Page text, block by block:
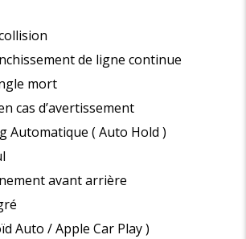
de ligne continue
mort
cas d’avertissement
Automatique ( Auto Hold )
avant arrière
Auto / Apple Car Play )